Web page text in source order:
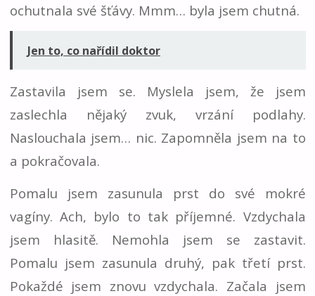
ochutnala své šťávy. Mmm… byla jsem chutná.
Jen to, co nařídil doktor
Zastavila jsem se. Myslela jsem, že jsem
zaslechla nějaký zvuk, vrzání podlahy.
Naslouchala jsem… nic. Zapomněla jsem na to
a pokračovala.
Pomalu jsem zasunula prst do své mokré
vagíny. Ach, bylo to tak příjemné. Vzdychala
jsem hlasitě. Nemohla jsem se zastavit.
Pomalu jsem zasunula druhý, pak třetí prst.
Pokaždé jsem znovu vzdychala. Začala jsem